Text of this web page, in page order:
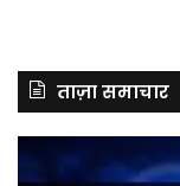
ताज़ा समाचार